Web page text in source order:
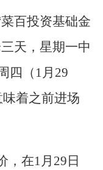
百投资基础金
天，星期一中
四（1月29
着之前进场
，在1月29日